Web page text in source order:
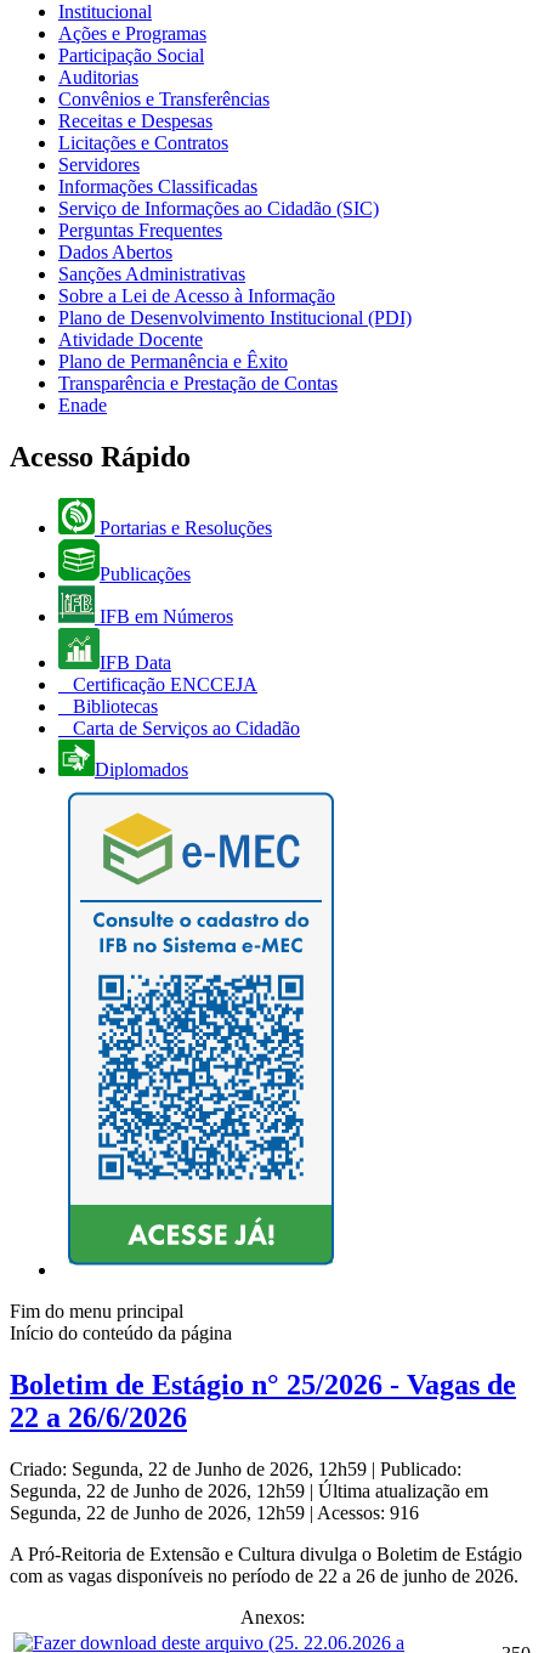
Institucional
Ações e Programas
Participação Social
Auditorias
Convênios e Transferências
Receitas e Despesas
Licitações e Contratos
Servidores
Informações Classificadas
Serviço de Informações ao Cidadão (SIC)
Perguntas Frequentes
Dados Abertos
Sanções Administrativas
Sobre a Lei de Acesso à Informação
Plano de Desenvolvimento Institucional (PDI)
Atividade Docente
Plano de Permanência e Êxito
Transparência e Prestação de Contas
Enade
Acesso Rápido
Portarias e Resoluções
Publicações
IFB em Números
IFB Data
Certificação ENCCEJA
Bibliotecas
Carta de Serviços ao Cidadão
Diplomados
Fim do menu principal
Início do conteúdo da página
Boletim de Estágio n° 25/2026 - Vagas de
22 a 26/6/2026
Criado: Segunda, 22 de Junho de 2026, 12h59 | Publicado:
Segunda, 22 de Junho de 2026, 12h59 | Última atualização em
Segunda, 22 de Junho de 2026, 12h59 | Acessos: 916
A Pró-Reitoria de Extensão e Cultura divulga o Boletim de Estágio
com as vagas disponíveis no período de 22 a 26 de junho de 2026.
Anexos: